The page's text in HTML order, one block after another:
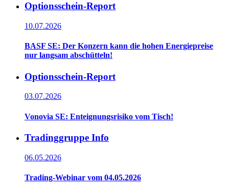
Optionsschein-Report
10.07.2026
BASF SE: Der Konzern kann die hohen Energiepreise
nur langsam abschütteln!
Optionsschein-Report
03.07.2026
Vonovia SE: Enteignungsrisiko vom Tisch!
Tradinggruppe Info
06.05.2026
Trading-Webinar vom 04.05.2026